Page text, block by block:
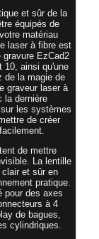
et sûr de la
équipés de
matériau
laser à fibre est
gravure EzCad2
10, ainsi qu'une
de la magie de
graveur laser à
la dernière
les systèmes
de créer
de mettre
La lentille
et sûr en
pratique.
pour des axes
à 4
de bagues,
cylindriques.